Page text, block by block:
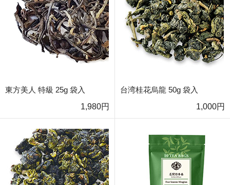
東方美人 特級 25g 袋入
1,980円
台湾桂花烏龍 50g 袋入
1,000円